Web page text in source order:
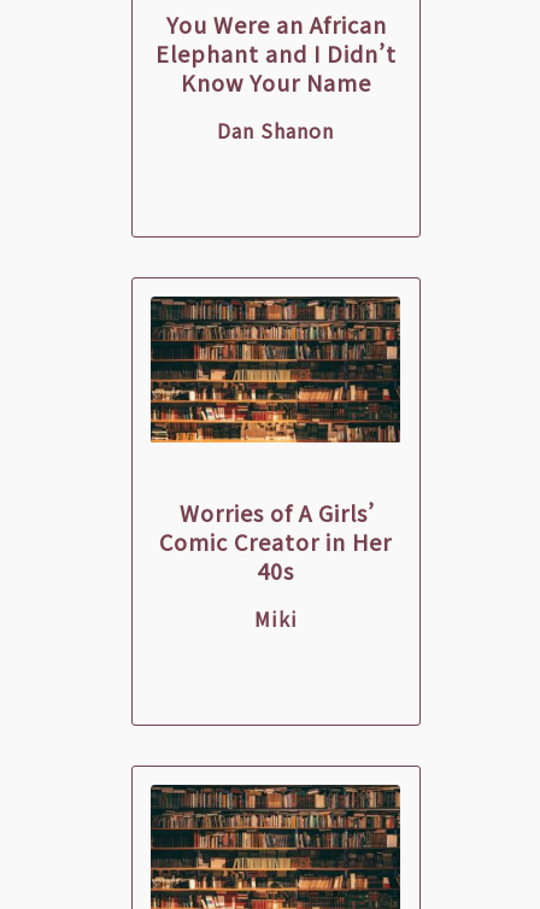
You Were an African
Elephant and I Didn’t
Know Your Name
Dan Shanon
Worries of A Girls’
Comic Creator in Her
40s
Miki